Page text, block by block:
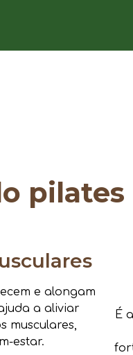
pilates
e alongam
a aliviar
musculares,
estar.
É